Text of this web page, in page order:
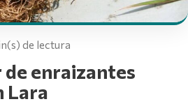
de lectura
enraizantes
Lara